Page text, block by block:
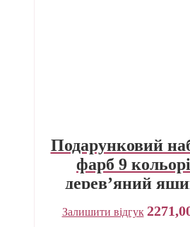
Подарунковий
фарб 9
дерев’яний
Залишити відгук